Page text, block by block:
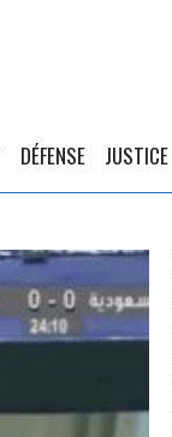
DÉFENSE JUSTICE